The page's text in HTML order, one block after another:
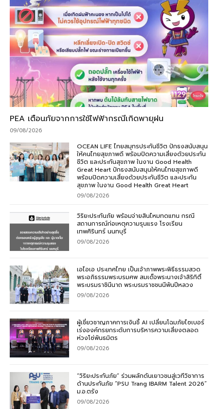
PEA เตือนภัยจากการใช้ไฟฟ้ากรณีเกิดพายุฝน
09/08/2026
OCEAN LIFE ไทยสมุทรประกันชีวิต ปักธงสนับสนุน
ให้คนไทยสุขภาพดี พร้อมปิดความเสี่ยงด้วยประกัน
ชีวิต และประกันสุขภาพ ในงาน Good Health
Great Heart ปักธงสนับสนุนให้คนไทยสุขภาพดี
พร้อมปิดความเสี่ยงด้วยประกันชีวิต และประกัน
สุขภาพ ในงาน Good Health Great Heart
09/08/2026
วิริยะประกันภัย พร้อมจ่ายสินไหมทดแทน กรณี
สถานการณ์ก่อเหตุความรุนแรง โรงเรียน
เทพศิรินทร์ นนทบุรี
09/08/2026
เอไอเอ ประเทศไทย เป็นเจ้าภาพพระพิธีธรรมสวด
พระอภิธรรมพระบรมศพ สมเด็จพระนางเจ้าสิริกิติ์
พระบรมราชินีนาถ พระบรมราชชนนีพันปีหลวง
09/08/2026
ผู้เชี่ยวชาญภาคการเงินชี้ AI เปลี่ยนโฉมภัยไซเบอร์
เร่งองค์กรยกระดับการบริหารความเสี่ยงตลอด
ห่วงโซ่พันธมิตร
09/08/2026
“วิริยะประกันภัย” ร่วมผลักดันเยาวชนสู่เวทีวิชาการ
ด้านประกันภัย “PSU Trang IBARM Talent 2026”
ม.อ.ตรัง
09/08/2026